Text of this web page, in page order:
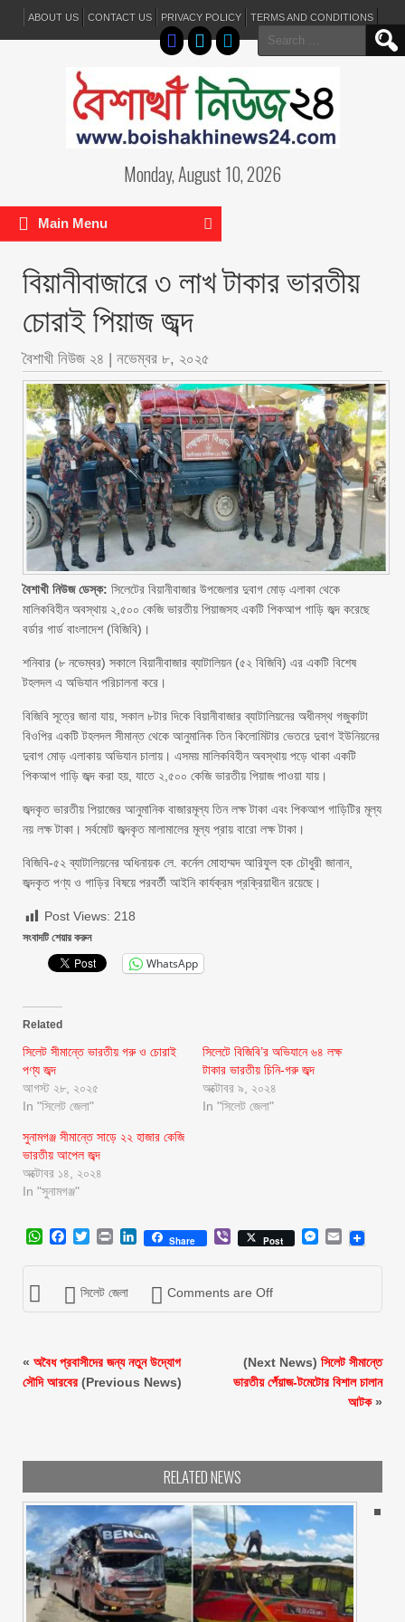
ABOUT US CONTACT US PRIVACY POLICY TERMS AND CONDITIONS
Search
for:
Monday, August 10, 2026
Main Menu
বিয়ানীবাজারে ৩ লাখ টাকার ভারতীয়
চোরাই পিয়াজ জব্দ
বৈশাখী নিউজ ২৪ | নভেম্বর ৮, ২০২৫
বৈশাখী নিউজ ডেস্ক: সিলেটের বিয়ানীবাজার উপজেলার দুবাগ মোড় এলাকা থেকে
মালিকবিহীন অবস্থায় ২,৫০০ কেজি ভারতীয় পিয়াজসহ একটি পিকআপ গাড়ি জব্দ করেছে
বর্ডার গার্ড বাংলাদেশ (বিজিবি)।
শনিবার (৮ নভেম্বর) সকালে বিয়ানীবাজার ব্যাটালিয়ন (৫২ বিজিবি) এর একটি বিশেষ
টহলদল এ অভিযান পরিচালনা করে।
বিজিবি সূত্রে জানা যায়, সকাল ৮টার দিকে বিয়ানীবাজার ব্যাটালিয়নের অধীনস্থ গজুকাটা
বিওপির একটি টহলদল সীমান্ত থেকে আনুমানিক তিন কিলোমিটার ভেতরে দুবাগ ইউনিয়নের
দুবাগ মোড় এলাকায় অভিযান চালায়। এসময় মালিকবিহীন অবস্থায় পড়ে থাকা একটি
পিকআপ গাড়ি জব্দ করা হয়, যাতে ২,৫০০ কেজি ভারতীয় পিয়াজ পাওয়া যায়।
জব্দকৃত ভারতীয় পিয়াজের আনুমানিক বাজারমূল্য তিন লক্ষ টাকা এবং পিকআপ গাড়িটির মূল্য
নয় লক্ষ টাকা। সর্বমোট জব্দকৃত মালামালের মূল্য প্রায় বারো লক্ষ টাকা।
বিজিবি-৫২ ব্যাটালিয়নের অধিনায়ক লে. কর্নেল মোহাম্মদ আরিফুল হক চৌধুরী জানান,
জব্দকৃত পণ্য ও গাড়ির বিষয়ে পরবর্তী আইনি কার্যক্রম প্রক্রিয়াধীন রয়েছে।
Post Views: 218
সংবাদটি শেয়ার করুন
WhatsApp
Related
সিলেট সীমান্তে ভারতীয় গরু ও চোরাই
পণ্য জব্দ
আগস্ট ২৮, ২০২৫
In "সিলেট জেলা"
সিলেটে বিজিবি’র অভিযানে ৬৪ লক্ষ
টাকার ভারতীয় চিনি-গরু জব্দ
অক্টোবর ৯, ২০২৪
In "সিলেট জেলা"
সুনামগঞ্জ সীমান্তে সাড়ে ২২ হাজার কেজি
ভারতীয় আপেল জব্দ
অক্টোবর ১৪, ২০২৪
In "সুনামগঞ্জ"
WhatsApp
Facebook
Twitter
Print LinkedIn
Share ViberPost Messenger
Email
সিলেট জেলা Comments are Off
« অবৈধ প্রবাসীদের জন্য নতুন উদ্যোগ
সৌদি আরবের(Previous News)
(Next News) সিলেট সীমান্তে
ভারতীয় র্পেঁয়াজ-টমেটোর বিশাল চালান
আটক»
RELATED NEWS